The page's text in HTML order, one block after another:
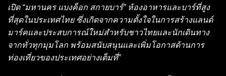
เปิด “มหานคร แบงค็อก สกายบาร์” ห้องอาหารและบาร์ที่สูง
ที่สุดในประเทศไทย ซึ่งเกิดจากความตั้งใจในการสร้างแลนด์
มาร์คและประสบการณ์ใหม่สำหรับชาวไทยเเละนักเดินทาง
จากทั่วทุกมุมโลก พร้อมสนับสนุนและเพิ่มโอกาสด้านการ
ท่องเที่ยวของประเทศอย่างเต็มที่”